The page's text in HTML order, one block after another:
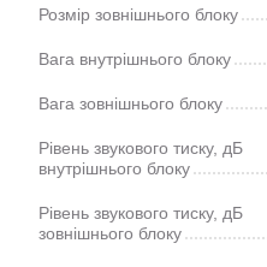
Розмір зовнішнього блоку
Вага внутрішнього блоку
Вага зовнішнього блоку
Рівень звукового тиску, дБ
внутрішнього блоку
Рівень звукового тиску, дБ
зовнішнього блоку